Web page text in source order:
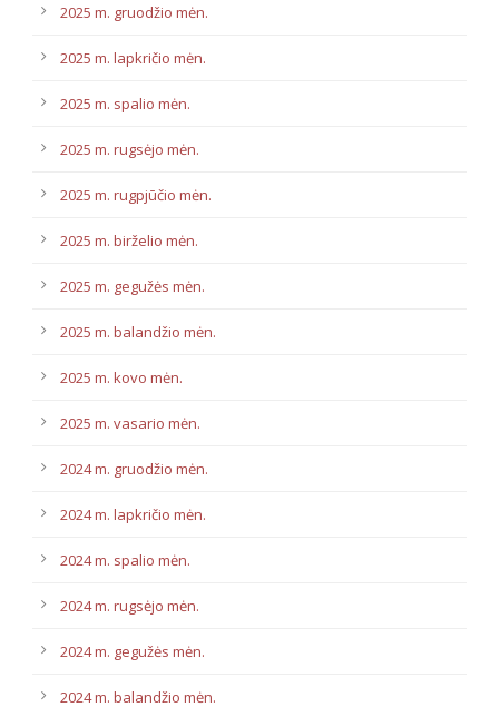
2025 m. gruodžio mėn.
2025 m. lapkričio mėn.
2025 m. spalio mėn.
2025 m. rugsėjo mėn.
2025 m. rugpjūčio mėn.
2025 m. birželio mėn.
2025 m. gegužės mėn.
2025 m. balandžio mėn.
2025 m. kovo mėn.
2025 m. vasario mėn.
2024 m. gruodžio mėn.
2024 m. lapkričio mėn.
2024 m. spalio mėn.
2024 m. rugsėjo mėn.
2024 m. gegužės mėn.
2024 m. balandžio mėn.